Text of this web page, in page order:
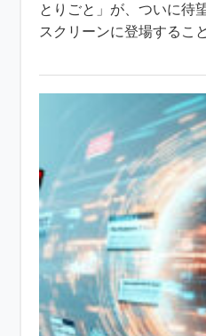
とりごと」が、ついに待
スクリーンに登場するこ